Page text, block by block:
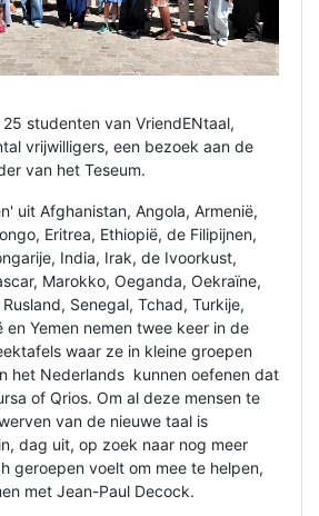
studenten van VriendENtaal,
vrijwilligers, een bezoek aan de
van het Teseum.
uit Afghanistan, Angola, Armenië,
Eritrea, Ethiopië, de Filipijnen,
India, Irak, de Ivoorkust,
Marokko, Oeganda, Oekraïne,
Senegal, Tchad, Turkije,
en Yemen nemen twee keer in de
waar ze in kleine groepen
het Nederlands kunnen oefenen dat
of Qrios. Om al deze mensen te
van de nieuwe taal is
dag uit, op zoek naar nog meer
geroepen voelt om mee te helpen,
met Jean-Paul Decock.